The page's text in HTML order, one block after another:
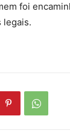
foi
legais.